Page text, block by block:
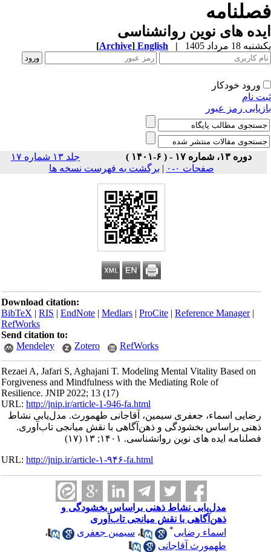
های نوین روانشناسی
18 مرداد 1405 |
English
[Archive]
ورود خودکار
نام
رمز عبور
دوره ۱۳، شماره ۱۷ - ( ۶-۱۴۰۱ )
جلد ۱۳ شماره ۱۷
صفحات ۰-۰
| برگشت به فهرست نسخه ها
Download citation:
BibTeX|RIS|EndNote|Medlars|ProCite|Reference Manager
RefWorks
Send citation to:
Mendeley
Zotero RefWorks
Rezaei A, Jafari S, Aghajani T. Modeling Mental Vitality Based on
Forgiveness and Mindfulness with the Mediating Role of
Resilience. JNIP 2022; 13 (17)
URL:http://jnip.ir/article-1-946-fa.html
رضایی اسماء، جعفری سیمین، آقاجانی طهمورث. مدل‌یابی نشاط
ذهنی براساس بخشودگی و ذهن‌آگاهی با نقش میانجی تاب‌آوری.
فصلنامه ایده های نوین روانشناسی. ۱۴۰۱; ۱۳ (۱۷)
URL:http://jnip.ir/article-۱-۹۴۶-fa.html
مدل‌یابی نشاط ذهنی براساس بخشودگی و
ذهن‌آگاهی با نقش میانجی تاب‌آوری
اسماء رضایی
،سیمین جعفری
،
طهمورث آقاجانی